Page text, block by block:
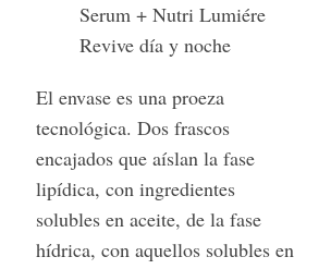
Serum + Nutri Lumiére
Revive día y noche
El envase es una proeza
tecnológica. Dos frascos
encajados que aíslan la fase
lipídica, con ingredientes
solubles en aceite, de la fase
hídrica, con aquellos solubles en